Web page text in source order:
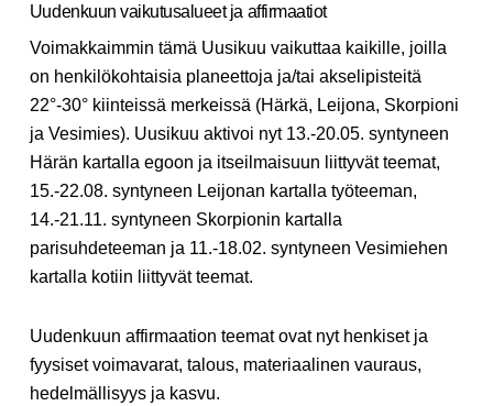
Uudenkuun vaikutusalueet ja affirmaatiot
Voimakkaimmin tämä Uusikuu vaikuttaa kaikille, joilla
on henkilökohtaisia planeettoja ja/tai akselipisteitä
22°-30° kiinteissä merkeissä (Härkä, Leijona, Skorpioni
ja Vesimies). Uusikuu aktivoi nyt 13.-20.05. syntyneen
Härän kartalla egoon ja itseilmaisuun liittyvät teemat,
15.-22.08. syntyneen Leijonan kartalla työteeman,
14.-21.11. syntyneen Skorpionin kartalla
parisuhdeteeman ja 11.-18.02. syntyneen Vesimiehen
kartalla kotiin liittyvät teemat.
Uudenkuun affirmaation teemat ovat nyt henkiset ja
fyysiset voimavarat, talous, materiaalinen vauraus,
hedelmällisyys ja kasvu.